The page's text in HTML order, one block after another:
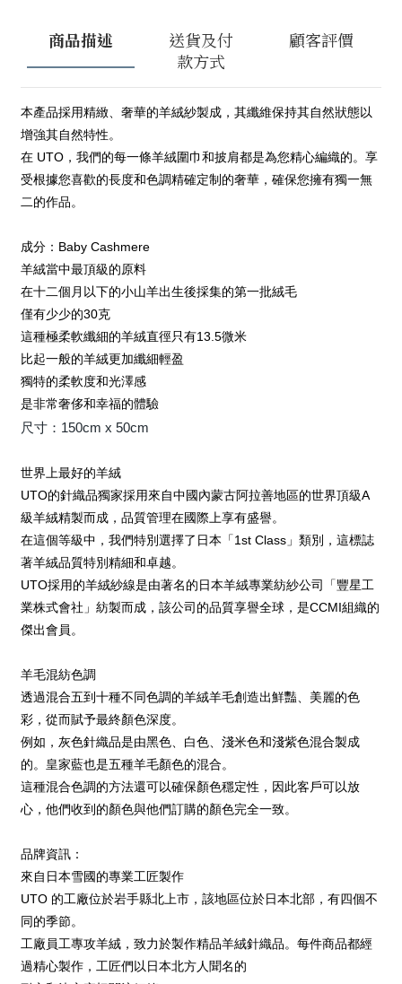
商品描述
送貨及付
款方式
顧客評價
本產品採用精緻、奢華的羊絨紗製成，其纖維保持其自然狀態以
增強其自然特性。
在 UTO，我們的每一條羊絨圍巾和披肩都是為您精心編織的。享
受根據您喜歡的長度和色調精確定制的奢華，確保您擁有獨一無
二的作品。
成分：Baby Cashmere
羊絨當中最頂級的原料
在十二個月以下的小山羊出生後採集的第一批絨毛
僅有少少的30克
這種極柔軟纖細的羊絨直徑只有13.5微米
比起一般的羊絨更加纖細輕盈
獨特的柔軟度和光澤感
是非常奢侈和幸福的體驗
尺寸：150cm x 50cm
世界上最好的羊絨
UTO的針織品獨家採用來自中國內蒙古阿拉善地區的世界頂級A
級羊絨精製而成，品質管理在國際上享有盛譽。
在這個等級中，我們特別選擇了日本「1st Class」類別，這標誌
著羊絨品質特別精細和卓越。
UTO採用的羊絨紗線是由著名的日本羊絨專業紡紗公司「豐星工
業株式會社」紡製而成，該公司的品質享譽全球，是CCMI組織的
傑出會員。
羊毛混紡色調
透過混合五到十種不同色調的羊絨羊毛創造出鮮豔、美麗的色
彩，從而賦予最終顏色深度。
例如，灰色針織品是由黑色、白色、淺米色和淺紫色混合製成
的。皇家藍也是五種羊毛顏色的混合。
這種混合色調的方法還可以確保顏色穩定性，因此客戶可以放
心，他們收到的顏色與他們訂購的顏色完全一致。
品牌資訊：
來自日本雪國的專業工匠製作
UTO 的工廠位於岩手縣北上市，該地區位於日本北部，有四個不
同的季節。
工廠員工專攻羊絨，致力於製作精品羊絨針織品。每件商品都經
過精心製作，工匠們以日本北方人聞名的